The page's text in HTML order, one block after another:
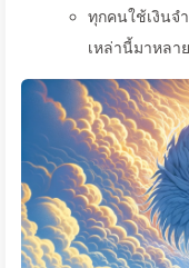
ทุกคนใช้เงินจ
เหล่านี้มาหลา